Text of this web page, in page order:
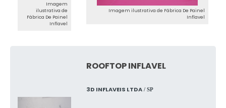
Imagem
ilustrativa de
Fábrica De Painel
Inflavel
Imagem ilustrativa de Fábrica De Painel
Inflavel
ROOFTOP INFLAVEL
3D INFLAVEIS LTDA / SP